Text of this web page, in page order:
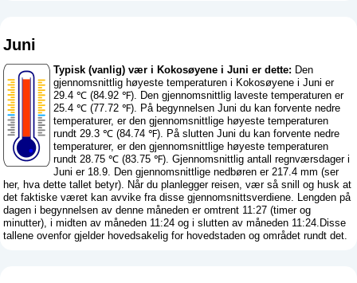
Juni
Typisk (vanlig) vær i Kokosøyene i Juni er dette: Den
gjennomsnittlig høyeste temperaturen i Kokosøyene i Juni er
29.4 ℃ (84.92 ℉). Den gjennomsnittlig laveste temperaturen er
25.4 ℃ (77.72 ℉). På begynnelsen Juni du kan forvente nedre
temperaturer, er den gjennomsnittlige høyeste temperaturen
rundt 29.3 ℃ (84.74 ℉). På slutten Juni du kan forvente nedre
temperaturer, er den gjennomsnittlige høyeste temperaturen
rundt 28.75 ℃ (83.75 ℉). Gjennomsnittlig antall regnværsdager i
Juni er 18.9. Den gjennomsnittlige nedbøren er 217.4 mm (ser
her, hva dette tallet betyr). Når du planlegger reisen, vær så snill og husk at
det faktiske været kan avvike fra disse gjennomsnittsverdiene. Lengden på
dagen i begynnelsen av denne måneden er omtrent 11:27 (timer og
minutter), i midten av måneden 11:24 og i slutten av måneden 11:24.Disse
tallene ovenfor gjelder hovedsakelig for hovedstaden og området rundt det.